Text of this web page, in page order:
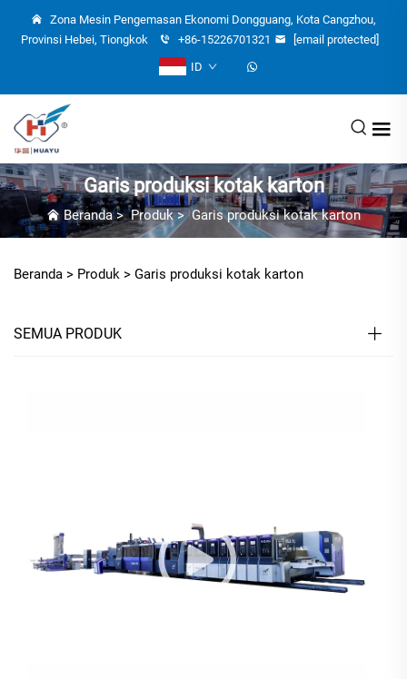
Zona Mesin Pengemasan Ekonomi Dongguang, Kota Cangzhou,
Provinsi Hebei, Tiongkok
+86-15226701321
[email protected]
ID
Garis produksi kotak karton
Beranda>Produk>Garis produksi kotak karton
Beranda > Produk > Garis produksi kotak karton
SEMUA PRODUK